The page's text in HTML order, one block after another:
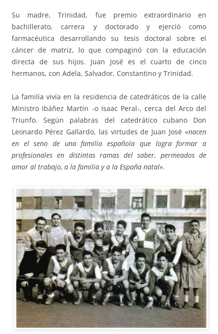
Su madre, Trinidad, fue premio extraordinario en
bachillerato, carrera y doctorado y ejerció como
farmacéutica desarrollando su tesis doctoral sobre el
cáncer de matriz, lo que compaginó con la educación
directa de sus hijos. Juan José es el cuarto de cinco
hermanos, con Adela, Salvador, Constantino y Trinidad.
La familia vivía en la residencia de catedráticos de la calle
Ministro Ibáñez Martín -o Isaac Peral-, cerca del Arco del
Triunfo. Según palabras del catedrático cubano Don
Leonardo Pérez Gallardo, las virtudes de Juan José «nacen
en el seno de una familia española que logra formar a
profesionales en distintas ramas del saber, permeados de
amor al trabajo, a la familia y a la España natal».